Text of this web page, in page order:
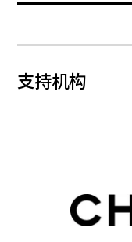
支持机构